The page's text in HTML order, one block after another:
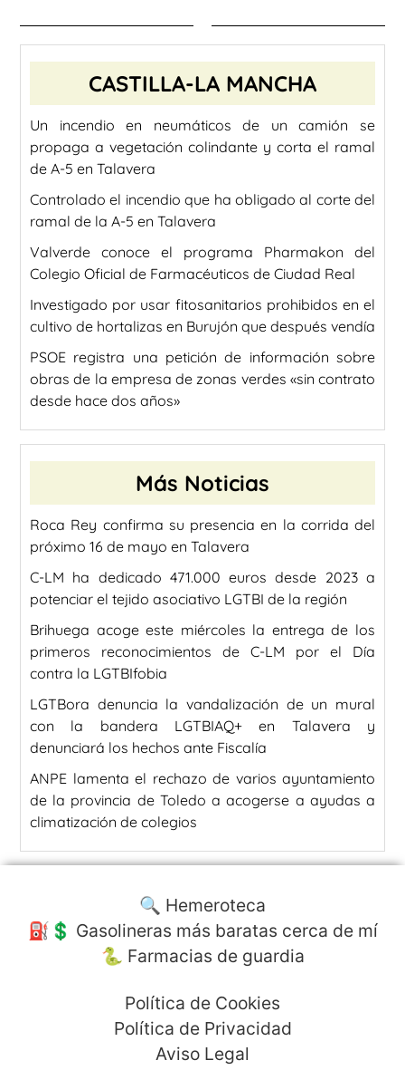
CASTILLA-LA MANCHA
Un incendio en neumáticos de un camión se
propaga a vegetación colindante y corta el ramal
de A-5 en Talavera
Controlado el incendio que ha obligado al corte del
ramal de la A-5 en Talavera
Valverde conoce el programa Pharmakon del
Colegio Oficial de Farmacéuticos de Ciudad Real
Investigado por usar fitosanitarios prohibidos en el
cultivo de hortalizas en Burujón que después vendía
PSOE registra una petición de información sobre
obras de la empresa de zonas verdes «sin contrato
desde hace dos años»
Más Noticias
Roca Rey confirma su presencia en la corrida del
próximo 16 de mayo en Talavera
C-LM ha dedicado 471.000 euros desde 2023 a
potenciar el tejido asociativo LGTBI de la región
Brihuega acoge este miércoles la entrega de los
primeros reconocimientos de C-LM por el Día
contra la LGTBIfobia
LGTBora denuncia la vandalización de un mural
con la bandera LGTBIAQ+ en Talavera y
denunciará los hechos ante Fiscalía
ANPE lamenta el rechazo de varios ayuntamiento
de la provincia de Toledo a acogerse a ayudas a
climatización de colegios
🔍 Hemeroteca
⛽️💲 Gasolineras más baratas cerca de mí
🐍 Farmacias de guardia
Política de Cookies
Política de Privacidad
Aviso Legal